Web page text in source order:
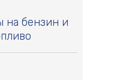
на бензин и